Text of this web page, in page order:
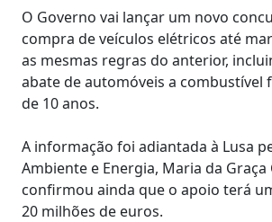
O Governo vai lançar um novo
compra de veículos elétricos até
as mesmas regras do anterior,
abate de automóveis a combustível
de 10 anos.
A informação foi adiantada à Lusa
Ambiente e Energia, Maria da Graça
confirmou ainda que o apoio terá
20 milhões de euros.